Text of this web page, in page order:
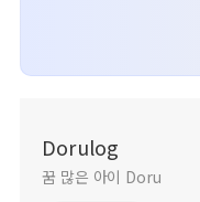
Dorulog
꿈 많은 아이 Doru